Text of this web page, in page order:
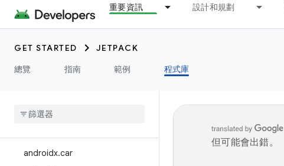
重要資訊 設計和規劃
GET STARTED
JETPACK
總覽
指南 範例 程式庫
androidx.biometric
androidx.bluetooth
androidx.browser
androidx.camera
androidx
androidx.car
但可能會出錯。